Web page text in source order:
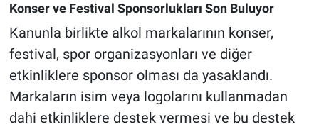
Konser ve Festival Sponsorlukları Son Buluyor
Kanunla birlikte alkol markalarının konser,
festival, spor organizasyonları ve diğer
etkinliklere sponsor olması da yasaklandı.
Markaların isim veya logolarını kullanmadan
dahi etkinliklere destek vermesi ve bu destek